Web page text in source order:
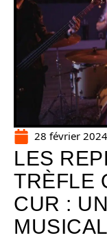
28 février 2024
LES
TRÈFLE
CUR :
MUSICAL